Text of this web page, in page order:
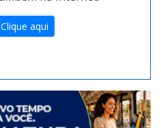
Clique aqui